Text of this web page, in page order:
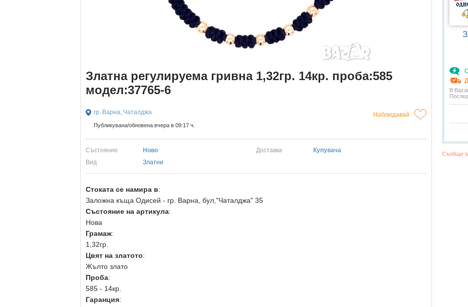
Златна регулируема гривна 1,32гр. 14кр. проба:585
модел:37765-6
гр. Варна, Чаталджа Наблюдавай
Публикувана/обновена вчера в 09:17 ч.
Състояние Ново Доставка
Купувача
Вид
Златни
Стоката се намира в:
Заложна къща Одисей - гр. Варна, бул,"Чаталджа" 35
Състояние на артикула:
Нова
Грамаж:
1,32гр.
Цвят на златото:
Жълто злато
Проба:
585 - 14кр.
Гаранция:
В
Съобщи